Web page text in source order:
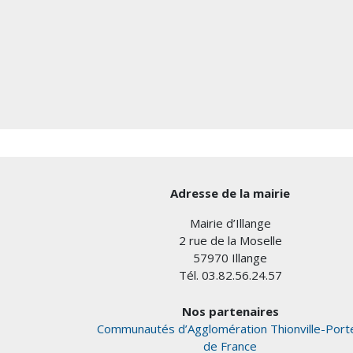
Adresse de la mairie
Mairie d’Illange
2 rue de la Moselle
57970 Illange
Tél. 03.82.56.24.57
Nos partenaires
Communautés d’Agglomération Thionville-
de France